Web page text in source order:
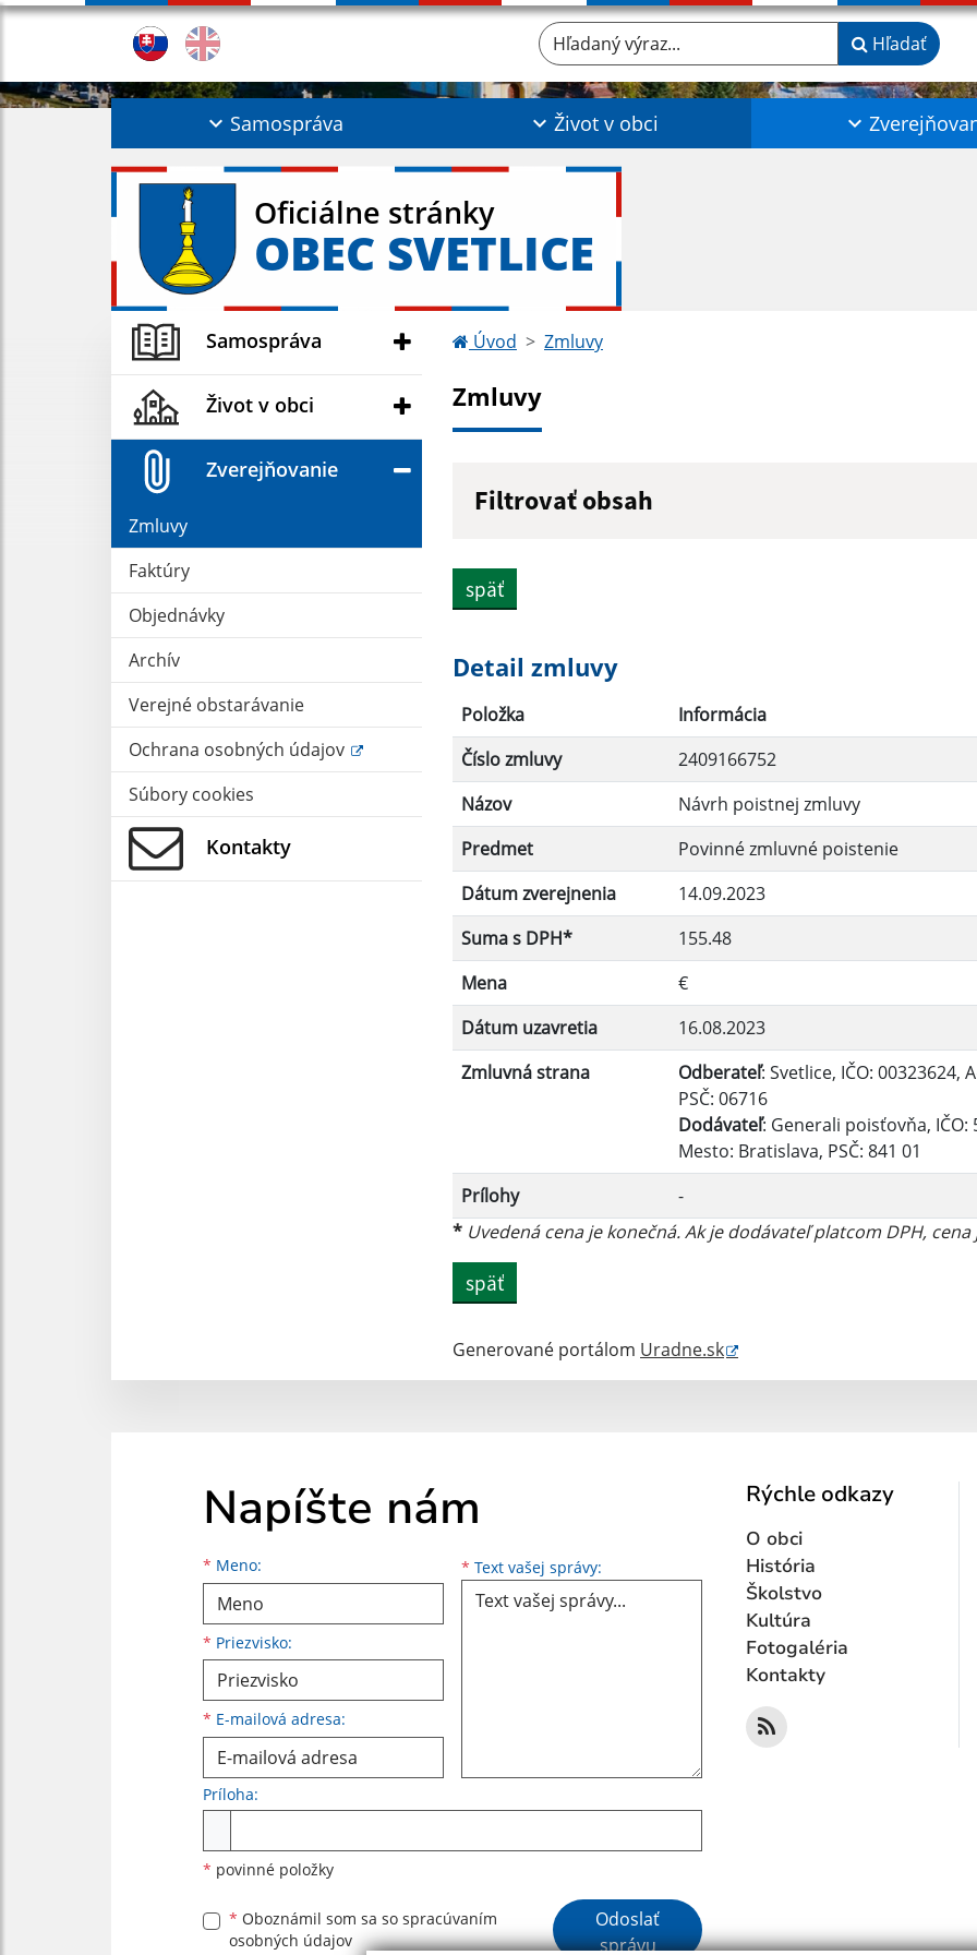
Hľadaný výraz... Hľadať
Samospráva Život v obci
Oficiálne stránky
OBEC SVETLICE
Samospráva
Život v obci
Zverejňovanie
Zmluvy
Faktúry
Objednávky
Archív
Verejné obstarávanie
Ochrana osobných údajov
Súbory cookies
Kontakty
Úvod Zmluvy
Zmluvy
Filtrovať obsah
Suma od: Suma do:
Filtrovať
späť
Detail zmluvy
Položka
Informácia
Číslo zmluvy
2409166752
Názov
Návrh poistnej zmluvy
Predmet
Povinné zmluvné poistenie
Dátum zverejnenia
14.09.2023
Suma s DPH*
155.48
Mena
€
Dátum uzavretia
16.08.2023
Zmluvná strana
Odberateľ: Svetlice, IČO: 00323624,
PSČ: 06716
Dodávateľ: Generali poisťovňa, IČO:
Mesto: Bratislava, PSČ: 841 01
Prílohy
-
* Uvedená cena je konečná. Ak je dodávateľ platcom DPH,
späť
Generované portálom Uradne.sk
Napíšte nám
* Meno:
Meno
* Priezvisko:
Priezvisko
* E-mailová adresa:
E-mailová adresa * Text vašej správy: Text vašej správy...
Príloha:
* povinné položky
* Oboznámil som sa so spracúvaním
osobných údajov
Google reCaptcha Response
Odoslať
správu
Rýchle odkazy
O obci
História
Školstvo
Kultúra
Fotogaléria
Kontakty